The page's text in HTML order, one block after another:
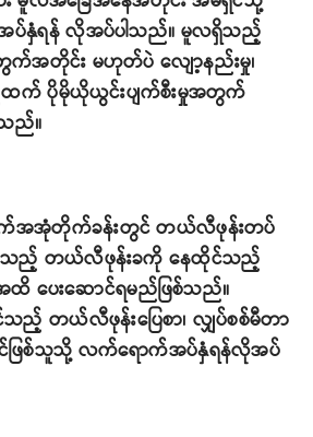
နှံရန် လိုအပ်ပါသည်။ မူလရှိသည့်
က်အတိုင်း မဟုတ်ပဲ လျော့နည်းမှု၊
က် ပိုမိုယိုယွင်းပျက်စီးမှုအတွက်
ည်။
က်အအုံတိုက်ခန်းတွင် တယ်လီဖုန်းတပ်
သည့် တယ်လီဖုန်းခကို နေထိုင်သည့်
ပေးဆောင်ရမည်ဖြစ်သည်။
ည့် တယ်လီဖုန်းပြေစာ၊ လျှပ်စစ်မီတာ
ဖြစ်သူသို့ လက်ရောက်အပ်နှံရန်လိုအပ်